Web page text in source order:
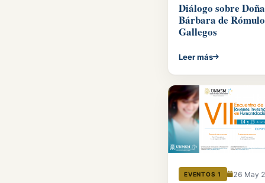
Diálogo sobre Doña
Bárbara de Rómulo
Gallegos
Leer más
EVENTOS 1 26 May